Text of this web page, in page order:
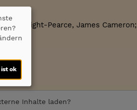
Wainwright-Pearce, James Cameron;
Inhalte laden?
ist ok